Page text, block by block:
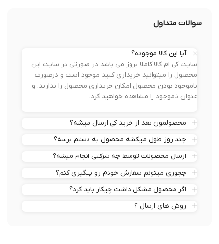
سوالات متداول
آیا این کالا موجوده؟
سایت کی ام کالا کاملا بروز می باشد در صورتی در سایت این
محصول را میتوانید خریداری کنید موجود است و درصورت
ناموجود بودن محصول امکان خریداری محصول را ندارید. و
عنوان ناموجود را مشاهده خواهید کرد.
محصولمون بعد از خرید کی ارسال میشه؟
چند روز طول میکشه محصول به دستم برسه؟
ارسال محصولات توسط چه شرکتی انجام میشه؟
چجوری میتونم سفارش خودم رو پیگیری کنم؟
اگر محصول مشکل داشت چیکار باید کرد؟
روش های ارسال ؟